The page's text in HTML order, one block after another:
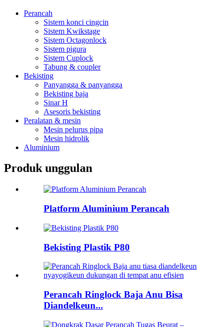
Perancah
Sistem konci cingcin
Sistem Kwikstage
Sistem Octagonlock
Sistem pigura
Sistem Cuplock
Tabung & coupler
Bekisting
Panyangga & panyangga
Bekisting baja
Sinar H
Asesoris bekisting
Peralatan & mesin
Mesin pelurus pipa
Mesin hidrolik
Aluminium
Produk unggulan
Platform Aluminium Perancah
Bekisting Plastik P80
Perancah Ringlock Baja Anu Bisa
Diandelkeun...